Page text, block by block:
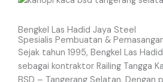
Bengkel Las Hadid Jaya Steel
Spesialis Pembuatan &
Sejak tahun 1995, Bengkel Las
sebagai kontraktor Railing Tangga
BSD – Tangerang Selatan. Dengan